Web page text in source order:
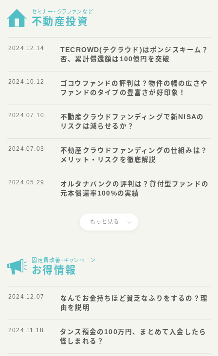
セミナー・クラファンなど
不動産投資
TECROWD(テクラウド)はポンジスキーム？
否、累計償還額は100億円を突破
2024.12.14
ゴコウファンドの評判は？物件の幅の広さや
ファンドのタイプの豊富さが好印象！
2024.10.12
不動産クラウドファンディングで新NISAの
リスクは減らせるか？
2024.07.10
不動産クラウドファンディングの仕組みは？
メリット・リスクを徹底解説
2024.07.03
オルタナバンクの評判は？貸付型ファンドの
元本償還率100%の実績
2024.05.29
もっと見る
固定費改善・キャンペーン
お得情報
なんでお金持ちほど貧乏なふりをするの？理
由を説明
2024.12.07
タンス預金の100万円、まとめて入金したら
怪しまれる？
2024.11.18